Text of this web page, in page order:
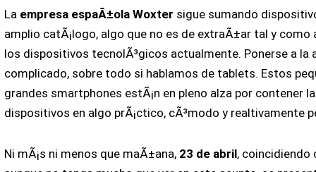
La empresa espaÃ±ola Woxter sigue sumando
amplio catÃ¡logo, algo que no es de extraÃ±ar tal y
los dispositivos tecnolÃ³gicos actualmente. Ponerse a la
complicado, sobre todo si hablamos de tablets. Estos
grandes smartphones estÃ¡n en pleno alza por contener
dispositivos en algo prÃ¡ctico, cÃ³modo y realtivamente
Ni mÃ¡s ni menos que maÃ±ana, 23 de abril, coincidiendo